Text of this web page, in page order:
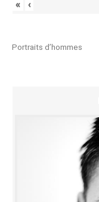
« ‹
Portraits d’hommes